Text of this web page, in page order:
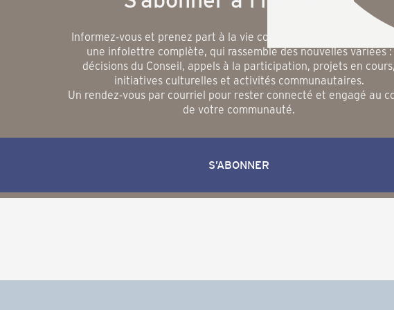
Informez-vous et prenez part à la vie collective de la Nation
une infolettre complète, qui rassemble des nouvelles variées :
décisions du Conseil, appels à la participation, projets en cours,
initiatives culturelles et activités communautaires.
Un rendez-vous par courriel pour rester connecté et engagé au
de votre communauté.
S’ABONNER